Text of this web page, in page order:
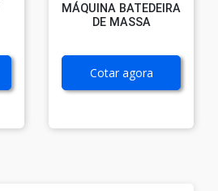
MÁQUINA BATEDEIRA
DE MASSA
Cotar agora